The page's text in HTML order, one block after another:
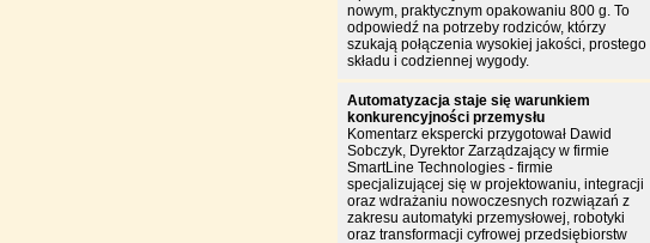
nowym, praktycznym opakowaniu 800 g. To
odpowiedź na potrzeby rodziców, którzy
szukają połączenia wysokiej jakości, prostego
składu i codziennej wygody.
Automatyzacja staje się warunkiem
konkurencyjności przemysłu
Komentarz ekspercki przygotował Dawid
Sobczyk, Dyrektor Zarządzający w firmie
SmartLine Technologies - firmie
specjalizującej się w projektowaniu, integracji
oraz wdrażaniu nowoczesnych rozwiązań z
zakresu automatyki przemysłowej, robotyki
oraz transformacji cyfrowej przedsiębiorstw